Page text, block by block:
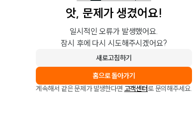
앗, 문제가 생겼어요!
일시적인 오류가 발생했어요.
잠시 후에 다시 시도해주시겠어요?
새로고침하기
홈으로 돌아가기
계속해서 같은 문제가 발생한다면 고객센터로 문의해주세요.